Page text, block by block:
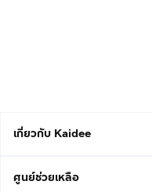
เกี่ยวกับ Kaidee
ศูนย์ช่วยเหลือ